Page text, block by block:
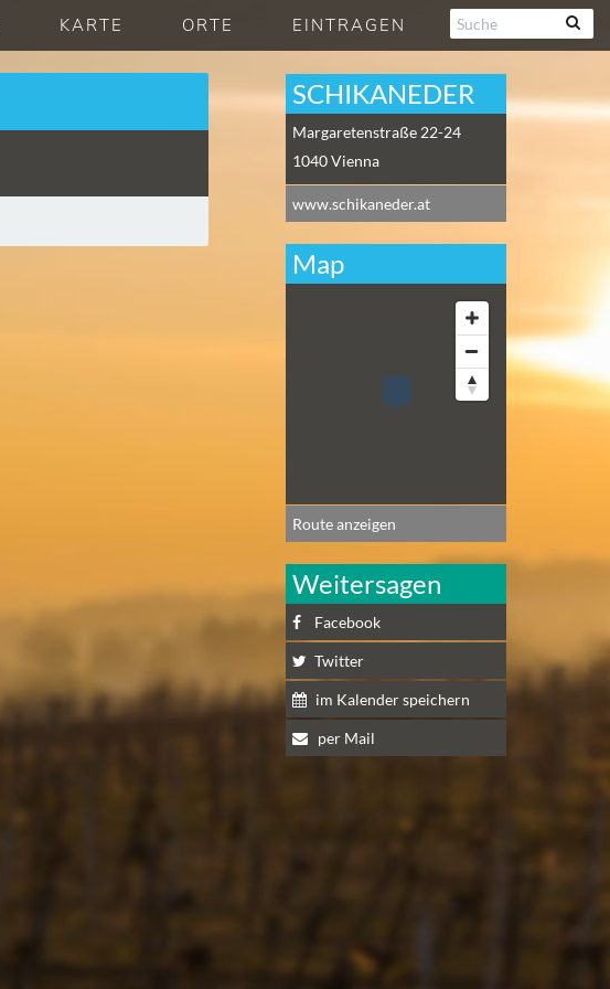
KARTE ORTE EINTRAGEN
SCHIKANEDER
Margaretenstraße 22-24
1040Vienna
www.schikaneder.at
Map
Route anzeigen
Weitersagen
Facebook
Twitter
im Kalender speichern
per Mail